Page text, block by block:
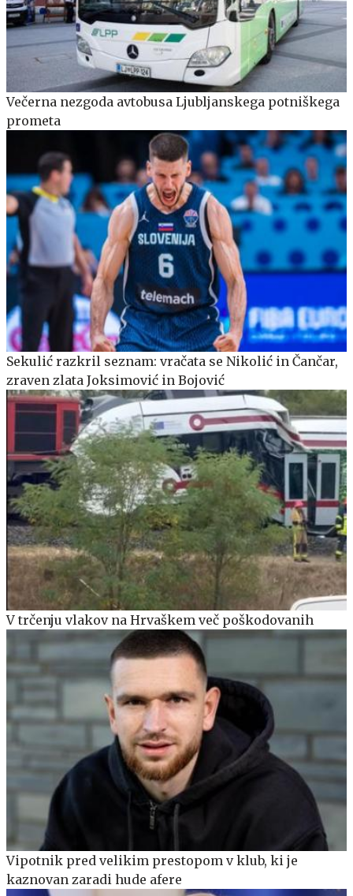
Večerna nezgoda avtobusa Ljubljanskega potniškega
prometa
Sekulić razkril seznam: vračata se Nikolić in Čančar,
zraven zlata Joksimović in Bojović
V trčenju vlakov na Hrvaškem več poškodovanih
Vipotnik pred velikim prestopom v klub, ki je
kaznovan zaradi hude afere